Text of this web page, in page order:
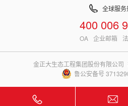
全球服务
400 006
OA 企业邮箱
金正大生态工程集团股份有限公司
鲁公安备号